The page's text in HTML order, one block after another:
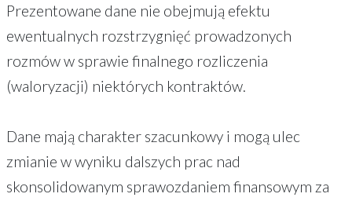
Prezentowane dane nie obejmują efektu
ewentualnych rozstrzygnięć prowadzonych
rozmów w sprawie finalnego rozliczenia
(waloryzacji) niektórych kontraktów.
Dane mają charakter szacunkowy i mogą ulec
zmianie w wyniku dalszych prac nad
skonsolidowanym sprawozdaniem finansowym za